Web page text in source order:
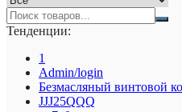
Тенденции:
1
Admin/login
Безмасляный винтовой
JJJ25QQQ